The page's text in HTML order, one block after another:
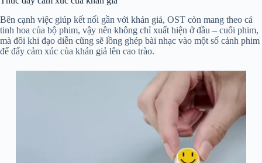
Bên cạnh việc giúp kết nối gần với khán giả, OST còn mang theo cả
tinh hoa của bộ phim, vậy nên không chỉ xuất hiện ở đầu – cuối phim,
mà đôi khi đạo diễn cũng sẽ lồng ghép bài nhạc vào một số cảnh phim
để đẩy cảm xúc của khán giả lên cao trào.